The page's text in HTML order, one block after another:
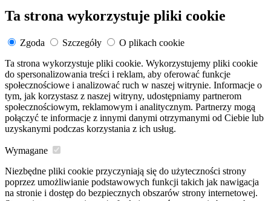
Ta strona wykorzystuje pliki cookie
Zgoda Szczegóły
O plikach cookie
Ta strona wykorzystuje pliki cookie. Wykorzystujemy pliki cookie
do spersonalizowania treści i reklam, aby oferować funkcje
społecznościowe i analizować ruch w naszej witrynie. Informacje o
tym, jak korzystasz z naszej witryny, udostępniamy partnerom
społecznościowym, reklamowym i analitycznym. Partnerzy mogą
połączyć te informacje z innymi danymi otrzymanymi od Ciebie lub
uzyskanymi podczas korzystania z ich usług.
Wymagane
Niezbędne pliki cookie przyczyniają się do użyteczności strony
poprzez umożliwianie podstawowych funkcji takich jak nawigacja
na stronie i dostęp do bezpiecznych obszarów strony internetowej.